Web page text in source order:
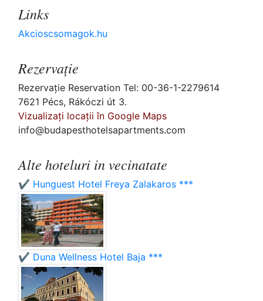
Links
Akcioscsomagok.hu
Rezervaţie
Rezervaţie Reservation Tel: 00-36-1-2279614
7621 Pécs, Rákóczi út 3.
Vizualizați locații în Google Maps
info@budapesthotelsapartments.com
Alte hoteluri in vecinatate
✔️ Hunguest Hotel Freya Zalakaros ***
✔️ Duna Wellness Hotel Baja ***